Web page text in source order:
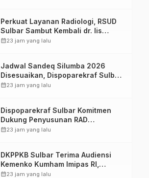
Perkuat Layanan Radiologi, RSUD
Sulbar Sambut Kembali dr. Iis
Imelda, Sp.Rad
calendar_month23 jam yang lalu
Jadwal Sandeq Silumba 2026
Disesuaikan, Dispoparekraf Sulbar
Pastikan Persiapan Tetap
calendar_month23 jam yang lalu
Dispoparekraf Sulbar Komitmen
Dukung Penyusunan RAD
TPB/SDGs Sulawesi Barat
calendar_month23 jam yang lalu
DKPPKB Sulbar Terima Audiensi
Kemenko Kumham Imipas RI,
Perkuat Pelayanan Kesehatan bagi
calendar_month23 jam yang lalu